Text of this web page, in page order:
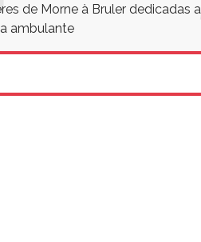
de Morne à Bruler dedicadas a
ambulante